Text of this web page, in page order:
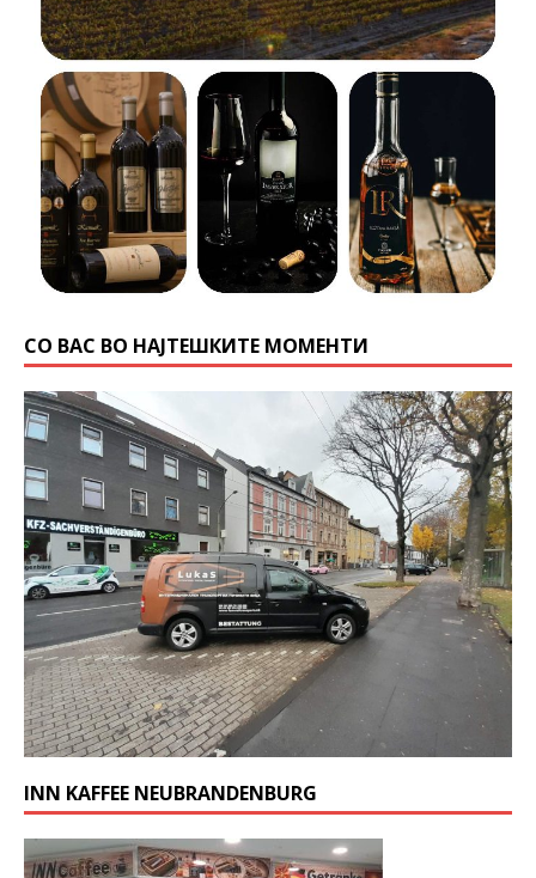
СО ВАС ВО НАЈТЕШКИТЕ МОМЕНТИ
INN KAFFEE NEUBRANDENBURG